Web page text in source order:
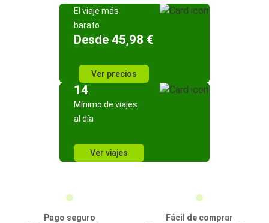
El viaje más
barato
Desde 45,98 €
Ver precios
14
Mínimo de viajes
al día
Ver viajes
Pago seguro
Fácil de comprar